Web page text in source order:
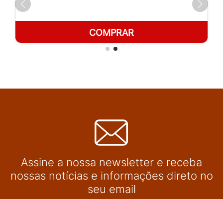
COMPRAR
Assine a nossa newsletter e receba
nossas notícias e informações direto no
seu email